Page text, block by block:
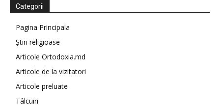
Categorii
Pagina Principala
Știri religioase
Articole Ortodoxia.md
Articole de la vizitatori
Articole preluate
Tâlcuiri